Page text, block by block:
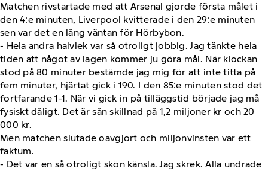
Matchen rivstartade med att Arsenal gjorde första målet i
den 4:e minuten, Liverpool kvitterade i den 29:e minuten
sen var det en lång väntan för Hörbybon.
- Hela andra halvlek var så otroligt jobbig. Jag tänkte hela
tiden att något av lagen kommer ju göra mål. När klockan
stod på 80 minuter bestämde jag mig för att inte titta på
fem minuter, hjärtat gick i 190. I den 85:e minuten stod det
fortfarande 1-1. När vi gick in på tilläggstid började jag må
fysiskt dåligt. Det är sån skillnad på 1,2 miljoner kr och 20
000 kr.
Men matchen slutade oavgjort och miljonvinsten var ett
faktum.
- Det var en så otroligt skön känsla. Jag skrek. Alla undrade